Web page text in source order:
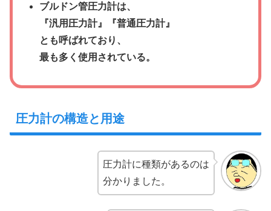
ブルドン管圧力計は、
『汎用圧力計』『普通圧力計』
とも呼ばれており、
最も多く使用されている。
圧力計の構造と用途
圧力計に種類があるのは
分かりました。